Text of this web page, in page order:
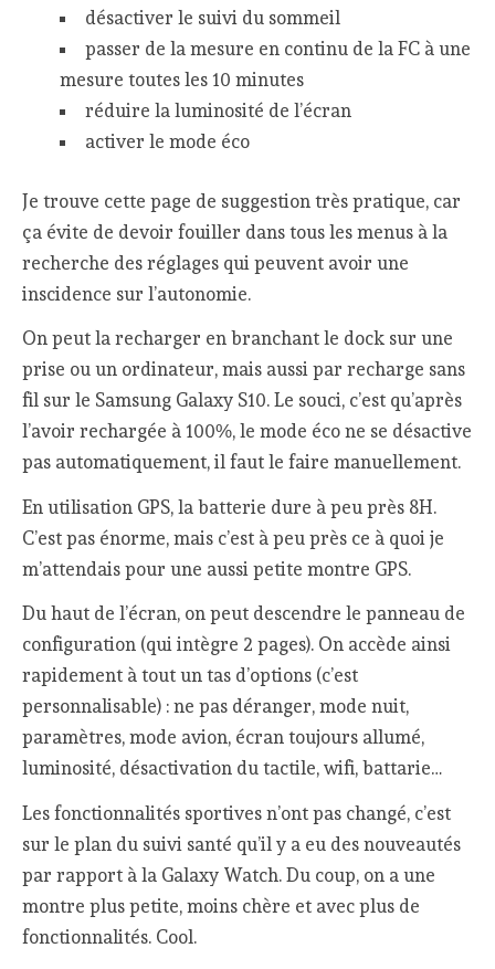
désactiver le suivi du sommeil
passer de la mesure en continu de la FC à une
mesure toutes les 10 minutes
réduire la luminosité de l’écran
activer le mode éco
Je trouve cette page de suggestion très pratique, car
ça évite de devoir fouiller dans tous les menus à la
recherche des réglages qui peuvent avoir une
inscidence sur l’autonomie.
On peut la recharger en branchant le dock sur une
prise ou un ordinateur, mais aussi par recharge sans
fil sur le Samsung Galaxy S10. Le souci, c’est qu’après
l’avoir rechargée à 100%, le mode éco ne se désactive
pas automatiquement, il faut le faire manuellement.
En utilisation GPS, la batterie dure à peu près 8H.
C’est pas énorme, mais c’est à peu près ce à quoi je
m’attendais pour une aussi petite montre GPS.
Du haut de l’écran, on peut descendre le panneau de
configuration (qui intègre 2 pages). On accède ainsi
rapidement à tout un tas d’options (c’est
personnalisable) : ne pas déranger, mode nuit,
paramètres, mode avion, écran toujours allumé,
luminosité, désactivation du tactile, wifi, battarie…
Les fonctionnalités sportives n’ont pas changé, c’est
sur le plan du suivi santé qu’il y a eu des nouveautés
par rapport à la Galaxy Watch. Du coup, on a une
montre plus petite, moins chère et avec plus de
fonctionnalités. Cool.